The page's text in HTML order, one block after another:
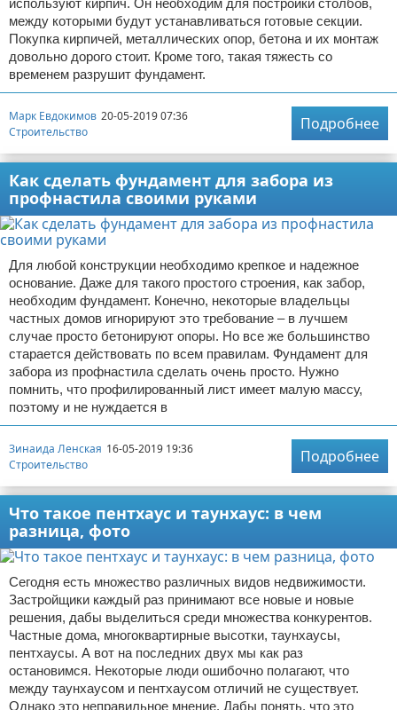
используют кирпич. Он необходим для постройки столбов,
между которыми будут устанавливаться готовые секции.
Покупка кирпичей, металлических опор, бетона и их монтаж
довольно дорого стоит. Кроме того, такая тяжесть со
временем разрушит фундамент.
Марк Евдокимов 20-05-2019 07:36
Строительство
Подробнее
Как сделать фундамент для забора из
профнастила своими руками
Для любой конструкции необходимо крепкое и надежное
основание. Даже для такого простого строения, как забор,
необходим фундамент. Конечно, некоторые владельцы
частных домов игнорируют это требование – в лучшем
случае просто бетонируют опоры. Но все же большинство
старается действовать по всем правилам. Фундамент для
забора из профнастила сделать очень просто. Нужно
помнить, что профилированный лист имеет малую массу,
поэтому и не нуждается в
Зинаида Ленская 16-05-2019 19:36
Строительство
Подробнее
Что такое пентхаус и таунхаус: в чем
разница, фото
Сегодня есть множество различных видов недвижимости.
Застройщики каждый раз принимают все новые и новые
решения, дабы выделиться среди множества конкурентов.
Частные дома, многоквартирные высотки, таунхаусы,
пентхаусы. А вот на последних двух мы как раз
остановимся. Некоторые люди ошибочно полагают, что
между таунхаусом и пентхаусом отличий не существует.
Однако это неправильное мнение. Дабы понять, что это